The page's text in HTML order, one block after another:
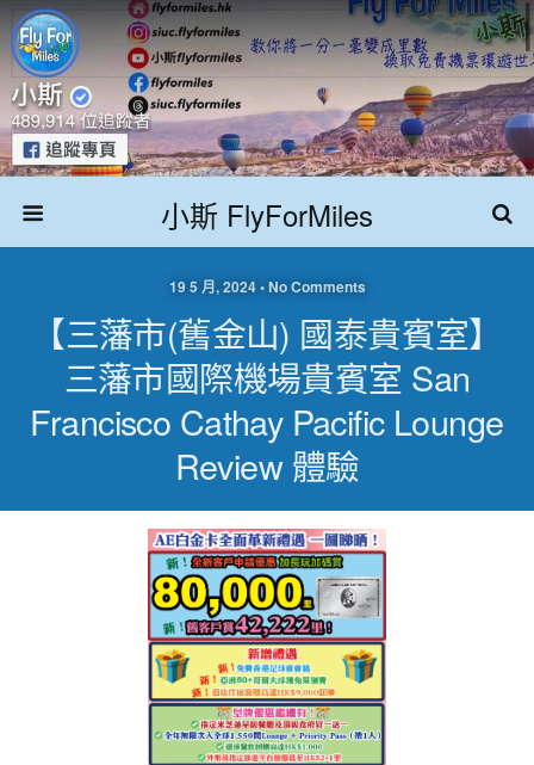
小斯 FlyForMiles
19 5 月, 2024 • No Comments
【三藩市(舊金山) 國泰貴賓室】
三藩市國際機場貴賓室 San
Francisco Cathay Pacific Lounge
Review 體驗